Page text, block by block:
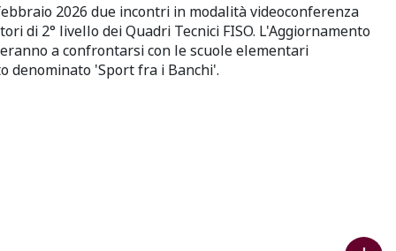
2026 due incontri in modalità videoconferenza
di 2° livello dei Quadri Tecnici FISO. L'Aggiornamento
a confrontarsi con le scuole elementari
denominato 'Sport fra i Banchi'.